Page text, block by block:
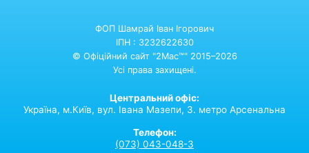
ФОП Шамрай Іван Ігорович
ІПН : 3232622630
© Офіційний сайт "2Mac™" 2015–2026
Усі права захищені.
Центральний офіс:
Україна, м.Київ, вул. Івана Мазепи, 3. метро Арсенальна
Телефон:
(073) 043-048-3